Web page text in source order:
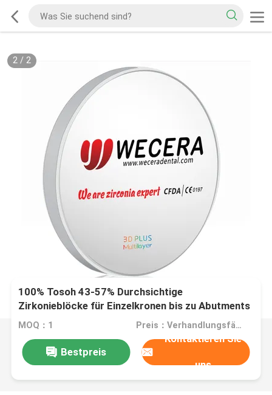
2/ 2
100% Tosoh 43-57% Durchsichtige
Zirkonieblöcke für Einzelkronen bis zu Abutments
MOQ：1 Preis：Verhandlungsfähig
Bestpreis
Kontaktieren Sie
uns